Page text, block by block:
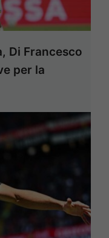
Di Francesco
per la